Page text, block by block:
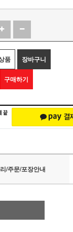
품 장바구니
구매하기
/주문/포장안내